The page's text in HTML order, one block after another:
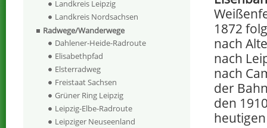
1872
nach
nach
nach
der
den
Landkreis Leipzig
Landkreis Nordsachsen
Radwege/Wanderwege
Dahlener-Heide-Radroute
Elisabethpfad
Elsterradweg
Freistaat Sachsen
Grüner Ring Leipzig
Leipzig-Elbe-Radroute
Leipziger Neuseenland